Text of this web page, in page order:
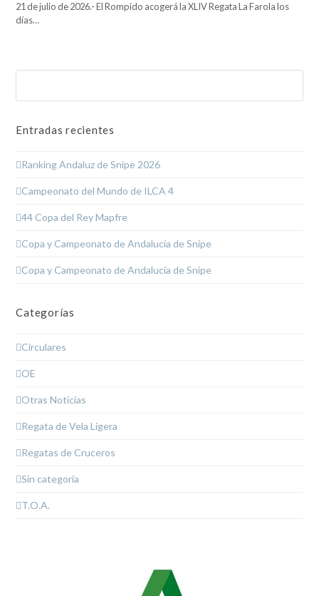
21 de julio de 2026.- El Rompido acogerá la XLIV Regata La Farola los
días…
Entradas recientes
Ranking Andaluz de Snipe 2026
Campeonato del Mundo de ILCA 4
44 Copa del Rey Mapfre
Copa y Campeonato de Andalucía de Snipe
Copa y Campeonato de Andalucía de Snipe
Categorías
Circulares
OE
Otras Noticias
Regata de Vela Ligera
Regatas de Cruceros
Sin categoría
T.O.A.